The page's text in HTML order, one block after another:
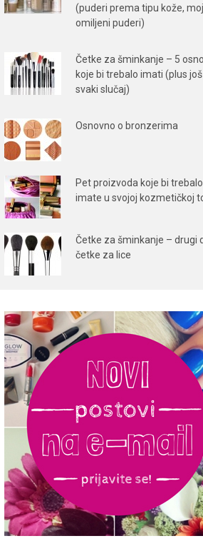
(puderi prema tipu kože,
omiljeni puderi)
Četke za šminkanje – 5
koje bi trebalo imati (plus
svaki slučaj)
Osnovno o bronzerima
Pet proizvoda koje bi
imate u svojoj kozmetičkoj
Četke za šminkanje – drugi
četke za lice